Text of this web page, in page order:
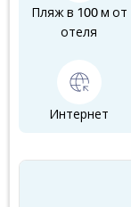
Пляж в 100 м от
отеля
Интернет